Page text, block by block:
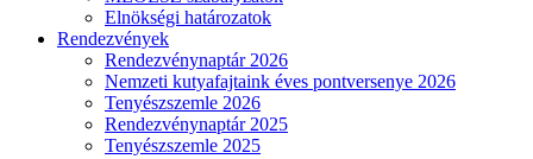
Elnökségi határozatok
Rendezvények
Rendezvénynaptár 2026
Nemzeti kutyafajtaink éves pontversenye 2026
Tenyészszemle 2026
Rendezvénynaptár 2025
Tenyészszemle 2025